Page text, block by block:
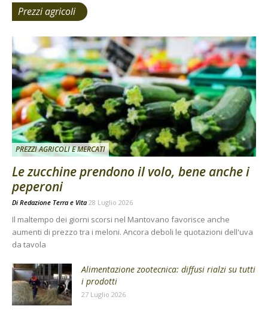
Prezzi agricoli
PREZZI AGRICOLI E MERCATI
Le zucchine prendono il volo, bene anche i
peperoni
Di Redazione Terra e Vita 28 Luglio 2026
Il maltempo dei giorni scorsi nel Mantovano favorisce anche
aumenti di prezzo tra i meloni. Ancora deboli le quotazioni dell'uva
da tavola
Alimentazione zootecnica: diffusi rialzi su tutti
i prodotti
27 Luglio 2026